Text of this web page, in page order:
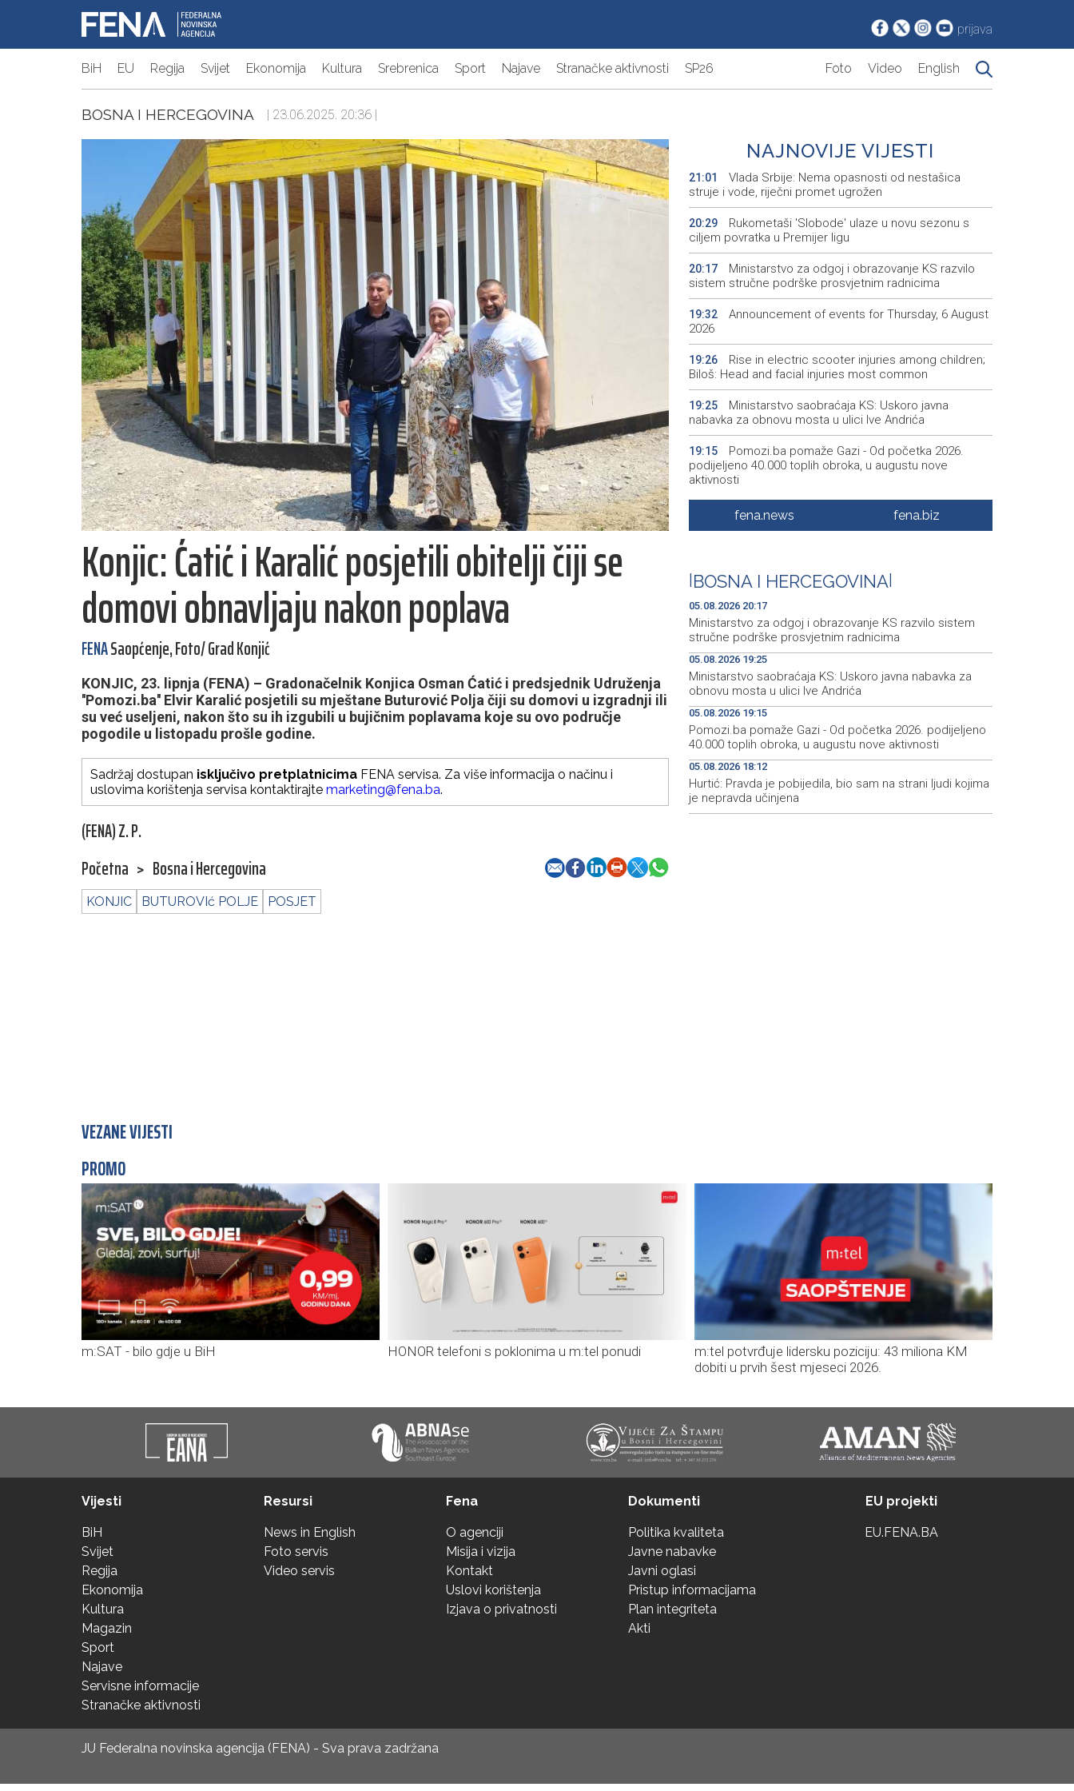
prijava
BiH EU Regija Svijet Ekonomija Kultura Srebrenica Sport Najave Stranačke aktivnosti SP26 Foto Video English
BOSNA I HERCEGOVINA | 23.06.2025. 20:36 |
Konjic: Ćatić i Karalić posjetili obitelji čiji se
domovi obnavljaju nakon poplava
FENASaopćenje, Foto/ Grad Konjić
KONJIC, 23. lipnja (FENA) – Gradonačelnik Konjica Osman Ćatić i predsjednik Udruženja
''Pomozi.ba'' Elvir Karalić posjetili su mještane Buturović Polja čiji su domovi u izgradnji ili
su već useljeni, nakon što su ih izgubili u bujičnim poplavama koje su ovo područje
pogodile u listopadu prošle godine.
Sadržaj dostupan isključivo pretplatnicima FENA servisa. Za više informacija o načinu i
uslovima korištenja servisa kontaktirajte marketing@fena.ba.
(FENA) Z. P.
Početna > Bosna i Hercegovina
KONJIC BUTUROVIć POLJE POSJET
NAJNOVIJE VIJESTI
21:01
Vlada Srbije: Nema opasnosti od nestašica
struje i vode, riječni promet ugrožen
20:29
Rukometaši 'Slobode' ulaze u novu sezonu s
ciljem povratka u Premijer ligu
20:17
Ministarstvo za odgoj i obrazovanje KS razvilo
sistem stručne podrške prosvjetnim radnicima
19:32
Announcement of events for Thursday, 6 August
2026
19:26
Rise in electric scooter injuries among children;
Biloš: Head and facial injuries most common
19:25
Ministarstvo saobraćaja KS: Uskoro javna
nabavka za obnovu mosta u ulici Ive Andrića
19:15
Pomozi.ba pomaže Gazi - Od početka 2026.
podijeljeno 40.000 toplih obroka, u augustu nove
aktivnosti
Conference on representation of constituent
predstavljanjem kozmetike
19:05
Prosecutor's Office indicts former Court of BiH
employee for alleged embezzlement
fena.news fena.biz
BOSNA I HERCEGOVINA
05.08.2026 20:17
Ministarstvo za odgoj i obrazovanje KS razvilo sistem
stručne podrške prosvjetnim radnicima
05.08.2026 19:25
Ministarstvo saobraćaja KS: Uskoro javna nabavka za
obnovu mosta u ulici Ive Andrića
05.08.2026 19:15
Pomozi.ba pomaže Gazi - Od početka 2026. podijeljeno
40.000 toplih obroka, u augustu nove aktivnosti
05.08.2026 18:12
Hurtić: Pravda je pobijedila, bio sam na strani ljudi kojima
je nepravda učinjena
VEZANE VIJESTI
PROMO
m:SAT - bilo gdje u BiH HONOR telefoni s poklonima u m:tel ponudi
m:tel potvrđuje lidersku poziciju: 43 miliona KM
dobiti u prvih šest mjeseci 2026.
Vijesti
BiH
Svijet
Regija
Ekonomija
Kultura
Magazin
Sport
Najave
Servisne informacije
Stranačke aktivnosti
Resursi
News in English
Foto servis
Video servis
Fena
O agenciji
Misija i vizija
Kontakt
Uslovi korištenja
Izjava o privatnosti
Dokumenti
Politika kvaliteta
Javne nabavke
Javni oglasi
Pristup informacijama
Plan integriteta
Akti
EU projekti
EU.FENA.BA
JU Federalna novinska agencija (FENA) - Sva prava zadržana